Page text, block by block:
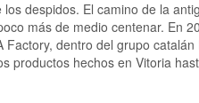
despidos. El camino de la
más de medio centenar. En
dentro del grupo
productos hechos en Vitoria